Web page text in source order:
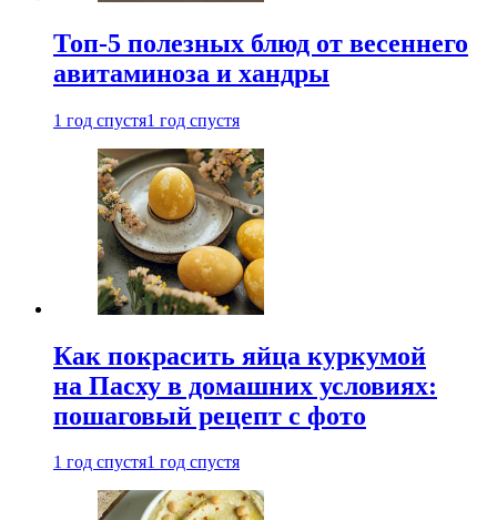
Топ-5 полезных блюд от весеннего
авитаминоза и хандры
1 год спустя1 год спустя
Как покрасить яйца куркумой
на Пасху в домашних условиях:
пошаговый рецепт с фото
1 год спустя1 год спустя